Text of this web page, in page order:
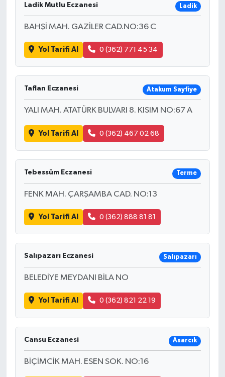
Ladik Mutlu Eczanesi Ladik
BAHŞİ MAH. GAZİLER CAD.NO:36 C
Yol Tarifi Al 0 (362) 771 45 34
Taflan Eczanesi Atakum Sayfiye
YALI MAH. ATATÜRK BULVARI 8. KISIM NO:67 A
Yol Tarifi Al 0 (362) 467 02 68
Tebessüm Eczanesi Terme
FENK MAH. ÇARŞAMBA CAD. NO:13
Yol Tarifi Al 0 (362) 888 81 81
Salıpazarı Eczanesi Salıpazarı
BELEDİYE MEYDANI BİLA NO
Yol Tarifi Al 0 (362) 821 22 19
Cansu Eczanesi Asarcık
BİÇİMCİK MAH. ESEN SOK. NO:16